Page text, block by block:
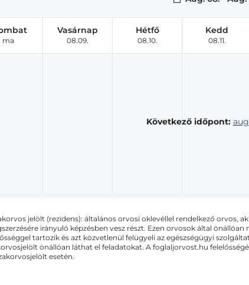
Következő időpont:
ma
Vasárnap
08.09.
Hétfő
08.10.
Kedd
08.11.
jelölt (rezidens): általános orvosi oklevéllel rendelkező orvos,
irányuló képzésben vesz részt. Ezen orvosok által
tartozik és azt közvetlenül felügyeli az egészségügyi
önállóan láthat el feladatokat. A foglaljorvost.hu
esetén.